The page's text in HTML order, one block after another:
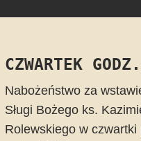
CZWARTEK
Nabożeństwo za
Sługi Bożego ks.
Rolewskiego w czwartki